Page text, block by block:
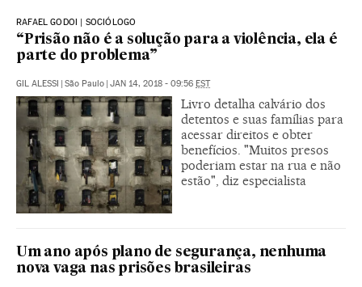
RAFAEL GODOI | SOCIÓLOGO
“Prisão não é a solução para a violência, ela é
parte do problema”
GIL ALESSI | São Paulo | JAN 14, 2018 - 09:56 EST
Livro detalha calvário dos
detentos e suas famílias para
acessar direitos e obter
benefícios. "Muitos presos
poderiam estar na rua e não
estão", diz especialista
Um ano após plano de segurança, nenhuma
nova vaga nas prisões brasileiras